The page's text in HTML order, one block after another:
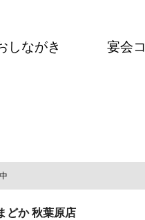
しながき 宴会
どか 秋葉原店